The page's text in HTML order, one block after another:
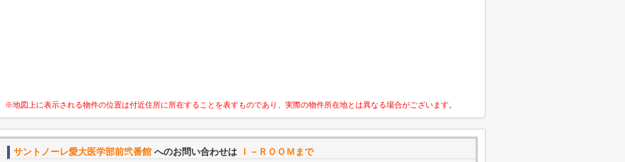
※地図上に表示される物件の位置は付近住所に所在することを表すものであり、実際の物件所在地とは異なる場合がございます。
サントノーレ愛大医学部前弐番館 へのお問い合わせは Ｉ－ＲＯＯＭまで